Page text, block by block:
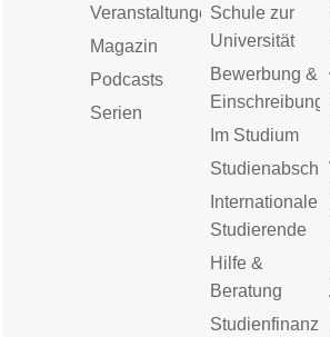
Veranstaltungen
Magazin
Podcasts
Serien
Schule zur
Universität
Bewerbung &
Einschreibung
Im Studium
Internationale
Studierende
Hilfe &
Beratung